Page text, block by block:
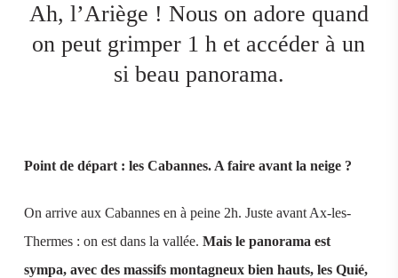
Ah, l’Ariège ! Nous on adore quand
on peut grimper 1 h et accéder à un
si beau panorama.
Point de départ : les Cabannes. A faire avant la neige ?
On arrive aux Cabannes en à peine 2h. Juste avant Ax-les-
Thermes : on est dans la vallée.Mais le panorama est
sympa, avec des massifs montagneux bien hauts, les Quié,